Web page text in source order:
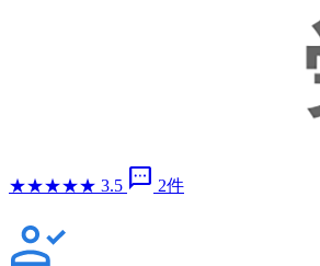
★★★★★ 3.5 sms 2件